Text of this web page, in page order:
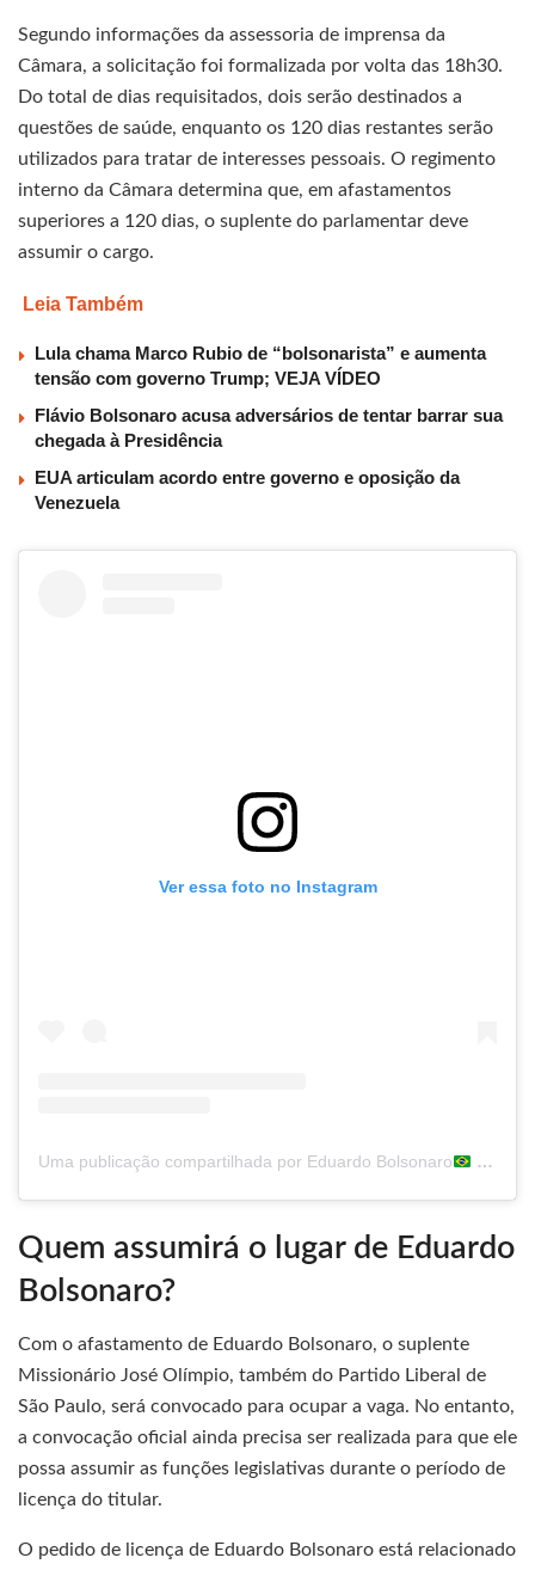
Segundo informações da assessoria de imprensa da
Câmara, a solicitação foi formalizada por volta das 18h30.
Do total de dias requisitados, dois serão destinados a
questões de saúde, enquanto os 120 dias restantes serão
utilizados para tratar de interesses pessoais. O regimento
interno da Câmara determina que, em afastamentos
superiores a 120 dias, o suplente do parlamentar deve
assumir o cargo.
Leia Também
Lula chama Marco Rubio de “bolsonarista” e aumenta
tensão com governo Trump; VEJA VÍDEO
Flávio Bolsonaro acusa adversários de tentar barrar sua
chegada à Presidência
EUA articulam acordo entre governo e oposição da
Venezuela
Ver essa foto no Instagram
Uma publicação compartilhada por Eduardo Bolsonaro
Quem assumirá o lugar de Eduardo
Bolsonaro?
Com o afastamento de Eduardo Bolsonaro, o suplente
Missionário José Olímpio, também do Partido Liberal de
São Paulo, será convocado para ocupar a vaga. No entanto,
a convocação oficial ainda precisa ser realizada para que ele
possa assumir as funções legislativas durante o período de
licença do titular.
O pedido de licença de Eduardo Bolsonaro está relacionado